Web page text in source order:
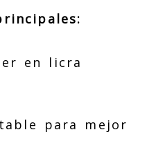
en licra
para mejor